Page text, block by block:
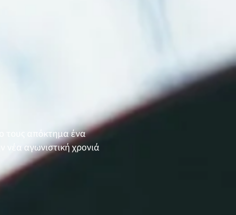
τους απόκτημα ένα
νέα αγωνιστική χρονιά